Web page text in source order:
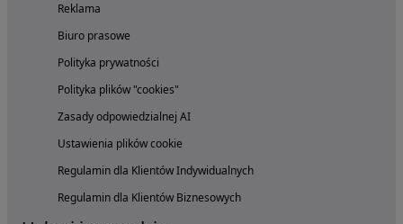
Reklama
Biuro prasowe
Polityka prywatności
Polityka plików "cookies"
Zasady odpowiedzialnej AI
Ustawienia plików cookie
Regulamin dla Klientów Indywidualnych
Regulamin dla Klientów Biznesowych